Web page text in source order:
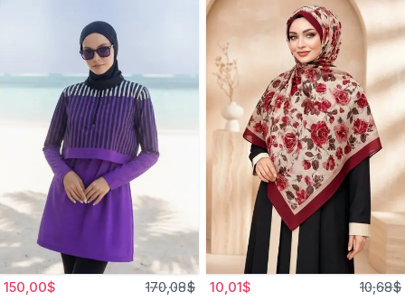
150,00$ 170,08$ 10,01$ 10,68$